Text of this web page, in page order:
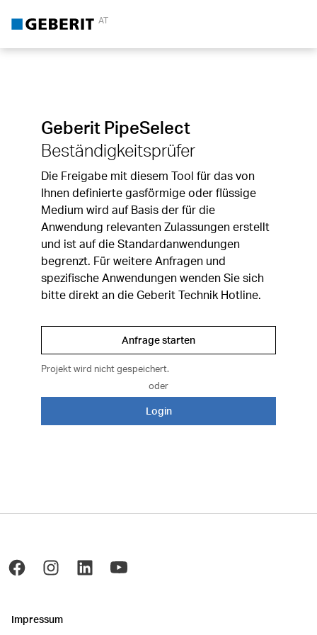
AT
Geberit PipeSelect
Beständigkeitsprüfer
Die Freigabe mit diesem Tool für das von
Ihnen definierte gasförmige oder flüssige
Medium wird auf Basis der für die
Anwendung relevanten Zulassungen erstellt
und ist auf die Standardanwendungen
begrenzt. Für weitere Anfragen und
spezifische Anwendungen wenden Sie sich
bitte direkt an die Geberit Technik Hotline.
Anfrage starten
Projekt wird nicht gespeichert.
oder
Login
Impressum